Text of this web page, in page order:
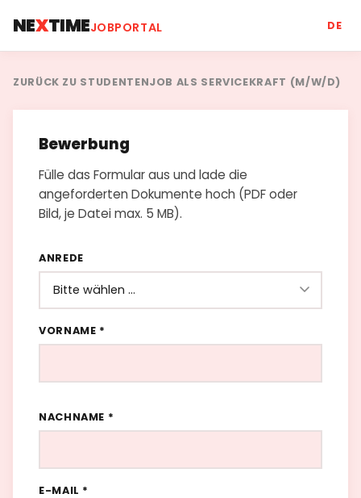
NEXTIMEJOBPORTAL DE
ZURÜCK ZU STUDENTENJOB ALS SERVICEKRAFT (M/W/D)
Bewerbung
Fülle das Formular aus und lade die
angeforderten Dokumente hoch (PDF oder
Bild, je Datei max. 5 MB).
ANREDE
VORNAME *
NACHNAME *
E-MAIL *